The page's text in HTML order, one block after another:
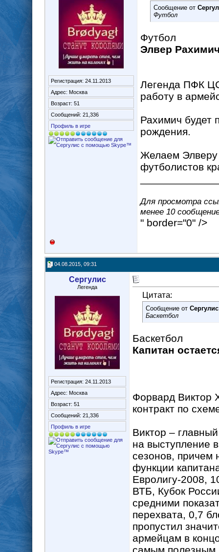
Регистрация: 24.11.2013
Адрес: Москва
Возраст: 51
Сообщений: 21,336
Профиль в игре
Сообщение от
Футбол
Футбол
Элвер
Легенда ПФК
работу в
Рахимич будет
рождения.
Желаем Элверу
футболистов
Для просмотра
менее 10
" border="0" />
04.08.2015, 09:31
Сергулис
Легенда
Регистрация: 24.11.2013
Адрес: Москва
Возраст: 51
Сообщений: 21,336
Профиль в игре
Цитата:
Сообщение от Сергулис
Баскетбол
Баскетбол
Капитан
Форвард Виктор
контракт по
Виктор –
на выступление
сезонов, причем
функции
Евролигу-2008,
ВТБ, Кубок
средними
перехвата, 0,7
пропустил
армейцам в